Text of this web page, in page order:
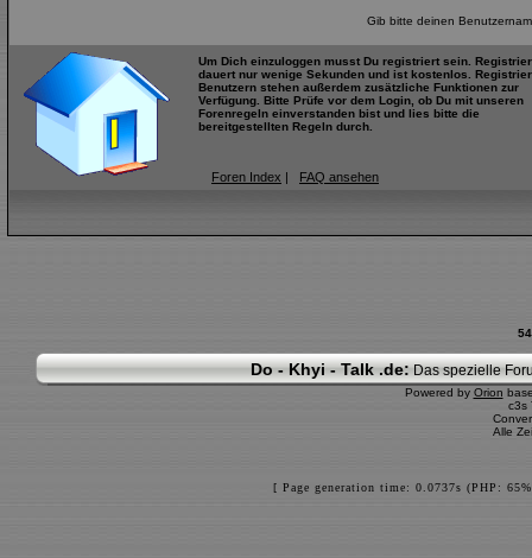
Gib bitte deinen
Um Dich einzuloggen musst Du registriert sein.
dauert nur wenige Sekunden und ist kostenlos.
Benutzern stehen außerdem zusätzliche Funktionen zur
Verfügung. Bitte Prüfe vor dem Login, ob Du mit unseren
Forenregeln einverstanden bist und lies bitte die
bereitgestellten Regeln durch.
Foren Index | FAQ ansehen
Do - Khyi - Talk .de: Das spezielle
Powered by Orion
c3s
Alle
[ Page generation time: 0.0737s (PHP: